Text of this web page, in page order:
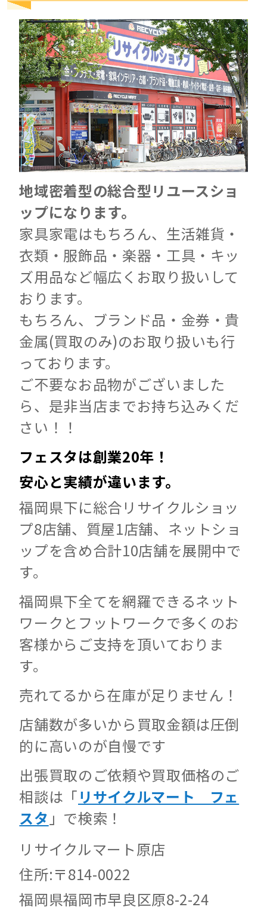
地域密着型の総合型リユースショ
ップになります。
家具家電はもちろん、生活雑貨・
衣類・服飾品・楽器・工具・キッ
ズ用品など幅広くお取り扱いして
おります。
もちろん、ブランド品・金券・貴
金属(買取のみ)のお取り扱いも行
っております。
ご不要なお品物がございました
ら、是非当店までお持ち込みくだ
さい！！
フェスタは創業20年！
安心と実績が違います。
福岡県下に総合リサイクルショッ
プ8店舗、質屋1店舗、ネットショ
ップを含め合計10店舗を展開中で
す。
福岡県下全てを網羅できるネット
ワークとフットワークで多くのお
客様からご支持を頂いておりま
す。
売れてるから在庫が足りません！
店舗数が多いから買取金額は圧倒
的に高いのが自慢です
出張買取のご依頼や買取価格のご
相談は「リサイクルマート フェ
スタ 」で検索！
リサイクルマート原店
住所:〒814-0022
福岡県福岡市早良区原8-2-24